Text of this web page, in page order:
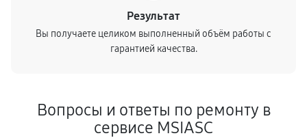
Результат
Вы получаете целиком выполненный объём работы с
гарантией качества.
Вопросы и ответы по ремонту в
сервисе MSIASC